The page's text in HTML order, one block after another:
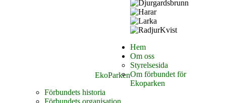
EkoParken
Hem
Om oss
Styrelsesida
Om förbundet för
Ekoparken
Förbundets historia
Förbundets organisation